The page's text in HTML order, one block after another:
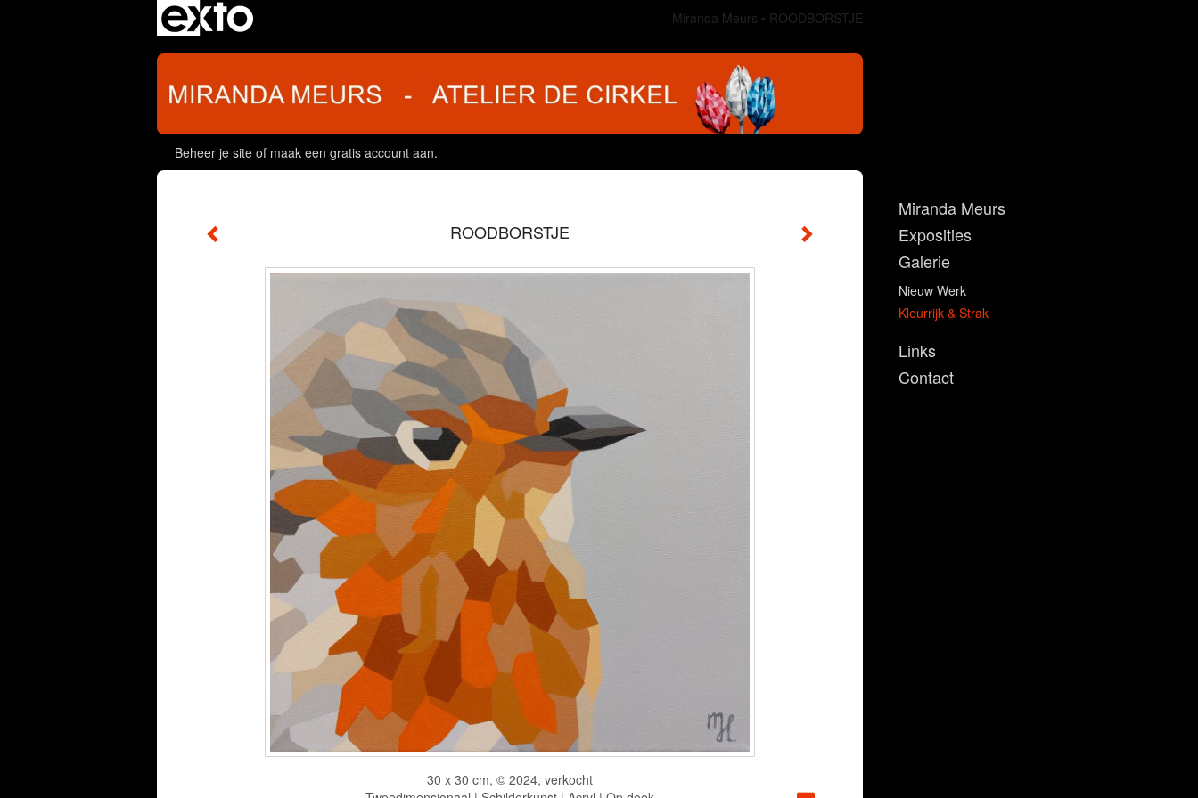
Miranda Meurs ROODBORSTJE
Beheer je site of maak een gratis account aan.
ROODBORSTJE
30 x 30 cm, © 2024, verkocht
Miranda Meurs
Exposities
Galerie
Nieuw Werk
Kleurrijk & Strak
Links
Contact